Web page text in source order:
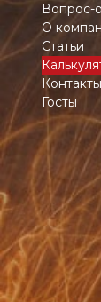
Вопрос-
О
Статьи
Контакты
Госты